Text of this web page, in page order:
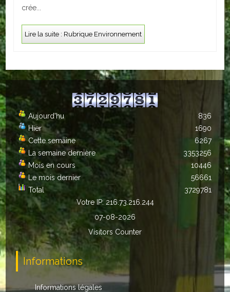
Divers
ACTUALITÉS
ECOLES
Ecole publique
Ecole privée
ASSOCIATIONS
Sportives
Loisirs et animations
Services
Culturelles
Parents d'élèves
crée...
Lire la suite : Rubrique Environnement
Aujourd'hu
Hier
Cette semaine
La semaine dernière
Mois en cours
Le mois dernier
Total
836
1690
6267
3353256
10446
56661
3729781
Votre IP: 216.73.216.244
07-08-2026
Visitors Counter
Informations
Informations légales